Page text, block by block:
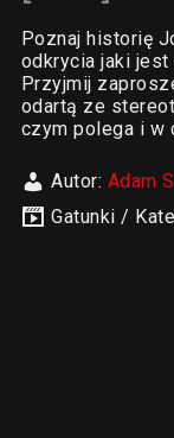
Poznaj historię
odkrycia jaki jest
Przyjmij
odartą ze
czym polega i w
Autor: Adam
Gatunki /